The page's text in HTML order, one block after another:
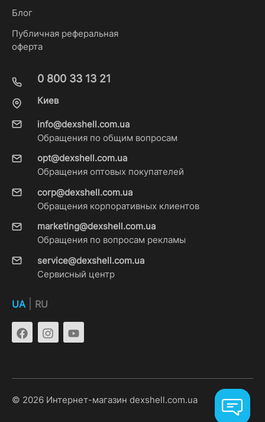
Блог
Публичная реферальная
оферта
0 800 33 13 21
Киев
info@dexshell.com.ua
Обращения по общим вопросам
opt@dexshell.com.ua
Обращения оптовых покупателей
corp@dexshell.com.ua
Обращения корпоративных клиентов
marketing@dexshell.com.ua
Обращения по вопросам рекламы
service@dexshell.com.ua
Сервисный центр
UA RU
© 2026 Интернет-магазин dexshell.com.ua